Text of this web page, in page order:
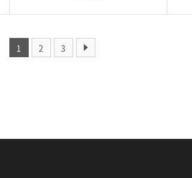
1 2 3